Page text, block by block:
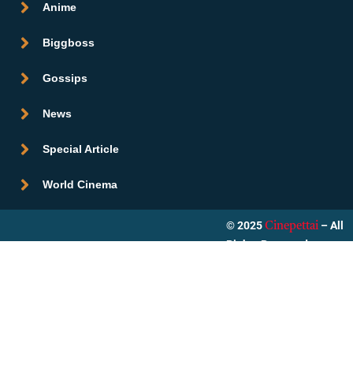
Anime
Biggboss
Gossips
News
Special Article
World Cinema
© 2025 Cinepettai – All
Rights Reserved